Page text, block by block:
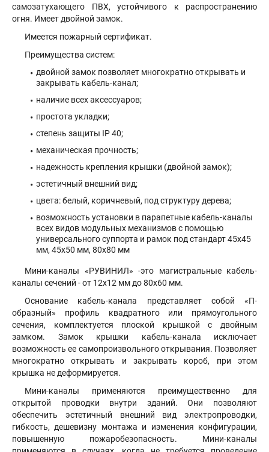
самозатухающего ПВХ, устойчивого к распространению
огня. Имеет двойной замок.
Имеется пожарный сертификат.
Преимущества систем:
двойной замок позволяет многократно открывать и
закрывать кабель-канал;
наличие всех аксессуаров;
простота укладки;
степень защиты IP 40;
механическая прочность;
надежность крепления крышки (двойной замок);
эстетичный внешний вид;
цвета: белый, коричневый, под структуру дерева;
возможность установки в парапетные кабель-каналы
всех видов модульных механизмов с помощью
универсального суппорта и рамок под стандарт 45х45
мм, 45х50 мм, 80х80 мм
Мини-каналы «РУВИНИЛ» -это магистральные кабель-
каналы сечений - от 12х12 мм до 80х60 мм.
Основание кабель-канала представляет собой «П-
образный» профиль квадратного или прямоугольного
сечения, комплектуется плоской крышкой с двойным
замком. Замок крышки кабель-канала исключает
возможность ее самопроизвольного открывания. Позволяет
многократно открывать и закрывать короб, при этом
крышка не деформируется.
Мини-каналы применяются преимущественно для
открытой проводки внутри зданий. Они позволяют
обеспечить эстетичный внешний вид электропроводки,
гибкость, дешевизну монтажа и изменения конфигурации,
повышенную пожаробезопасность. Мини-каналы